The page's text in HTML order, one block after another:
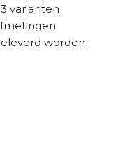
varianten
worden.